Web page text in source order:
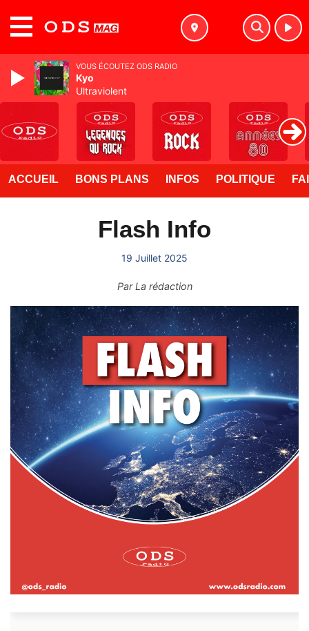
ACCUEIL BONS PLANS INFOS POLITIQUE
Flash Info
19 Juillet 2025
ParLa rédaction
VOUS ÉCOUTEZ ODS RADIO
Kyo
Ultraviolent